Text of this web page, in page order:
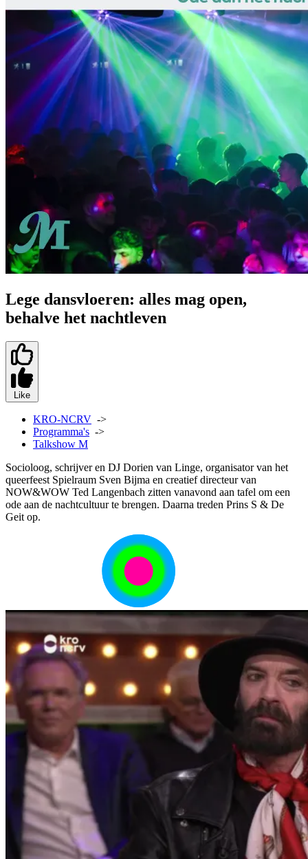
Lege dansvloeren: alles mag open,
behalve het nachtleven
Like
KRO-NCRV ->
Programma's ->
Talkshow M
Socioloog, schrijver en DJ Dorien van Linge, organisator van het
queerfeest Spielraum Sven Bijma en creatief directeur van
NOW&WOW Ted Langenbach zitten vanavond aan tafel om een
ode aan de nachtcultuur te brengen. Daarna treden Prins S & De
Geit op.